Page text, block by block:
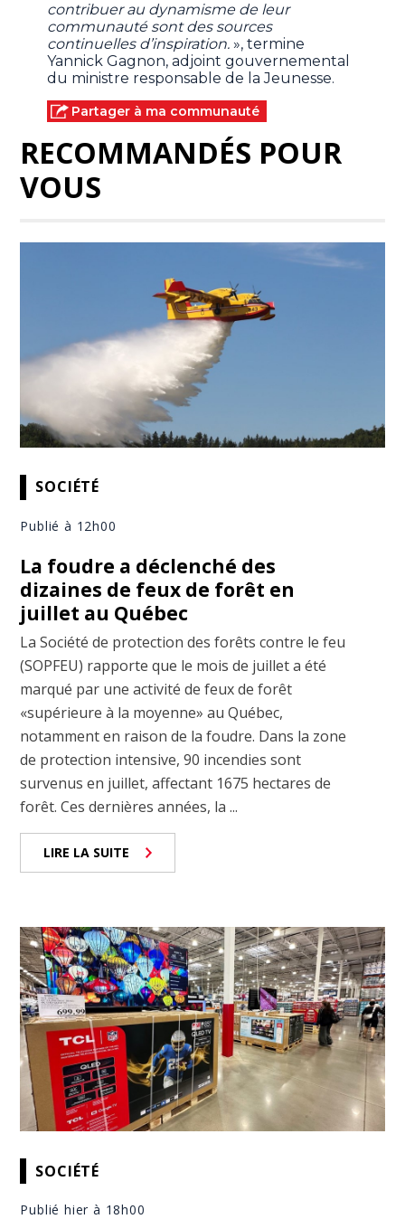
contribuer au dynamisme de leur
communauté sont des sources
continuelles d’inspiration. », termine
Yannick Gagnon, adjoint gouvernemental
du ministre responsable de la Jeunesse.
Partager à ma communauté
RECOMMANDÉS POUR
VOUS
SOCIÉTÉ
Publié à 12h00
La foudre a déclenché des
dizaines de feux de forêt en
juillet au Québec
La Société de protection des forêts contre le feu
(SOPFEU) rapporte que le mois de juillet a été
marqué par une activité de feux de forêt
«supérieure à la moyenne» au Québec,
notamment en raison de la foudre. Dans la zone
de protection intensive, 90 incendies sont
survenus en juillet, affectant 1675 hectares de
forêt. Ces dernières années, la ...
LIRE LA SUITE
SOCIÉTÉ
Publié hier à 18h00